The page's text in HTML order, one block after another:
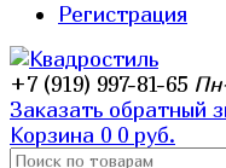
Регистрация
+7 (919) 997-81-65
Заказать обратный
Корзина 0 0 руб.